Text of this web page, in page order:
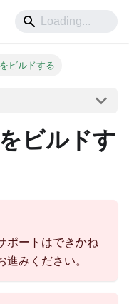
ビルドする
ビルドす
ポートはできかね
みください。